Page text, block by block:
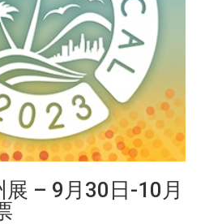
– 9月30日-10月